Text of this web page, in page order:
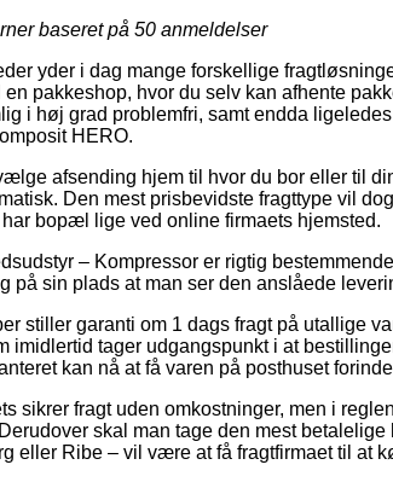
baseret på 50 anmeldelser
yder i dag mange forskellige
pakkeshop, hvor du selv kan afhente
i høj grad problemfri, samt endda
HERO.
afsending hjem til hvor du bor eller til
Den mest prisbevidste fragttype vil
bopæl lige ved online firmaets hjemsted.
– Kompressor er rigtig
på sin plads at man ser den anslåede
stiller garanti om 1 dags fragt på utallige
imidlertid tager udgangspunkt i at
kan nå at få varen på posthuset
sikrer fragt uden omkostninger, men i
skal man tage den mest
eller Ribe – vil være at få fragtfirmaet til at